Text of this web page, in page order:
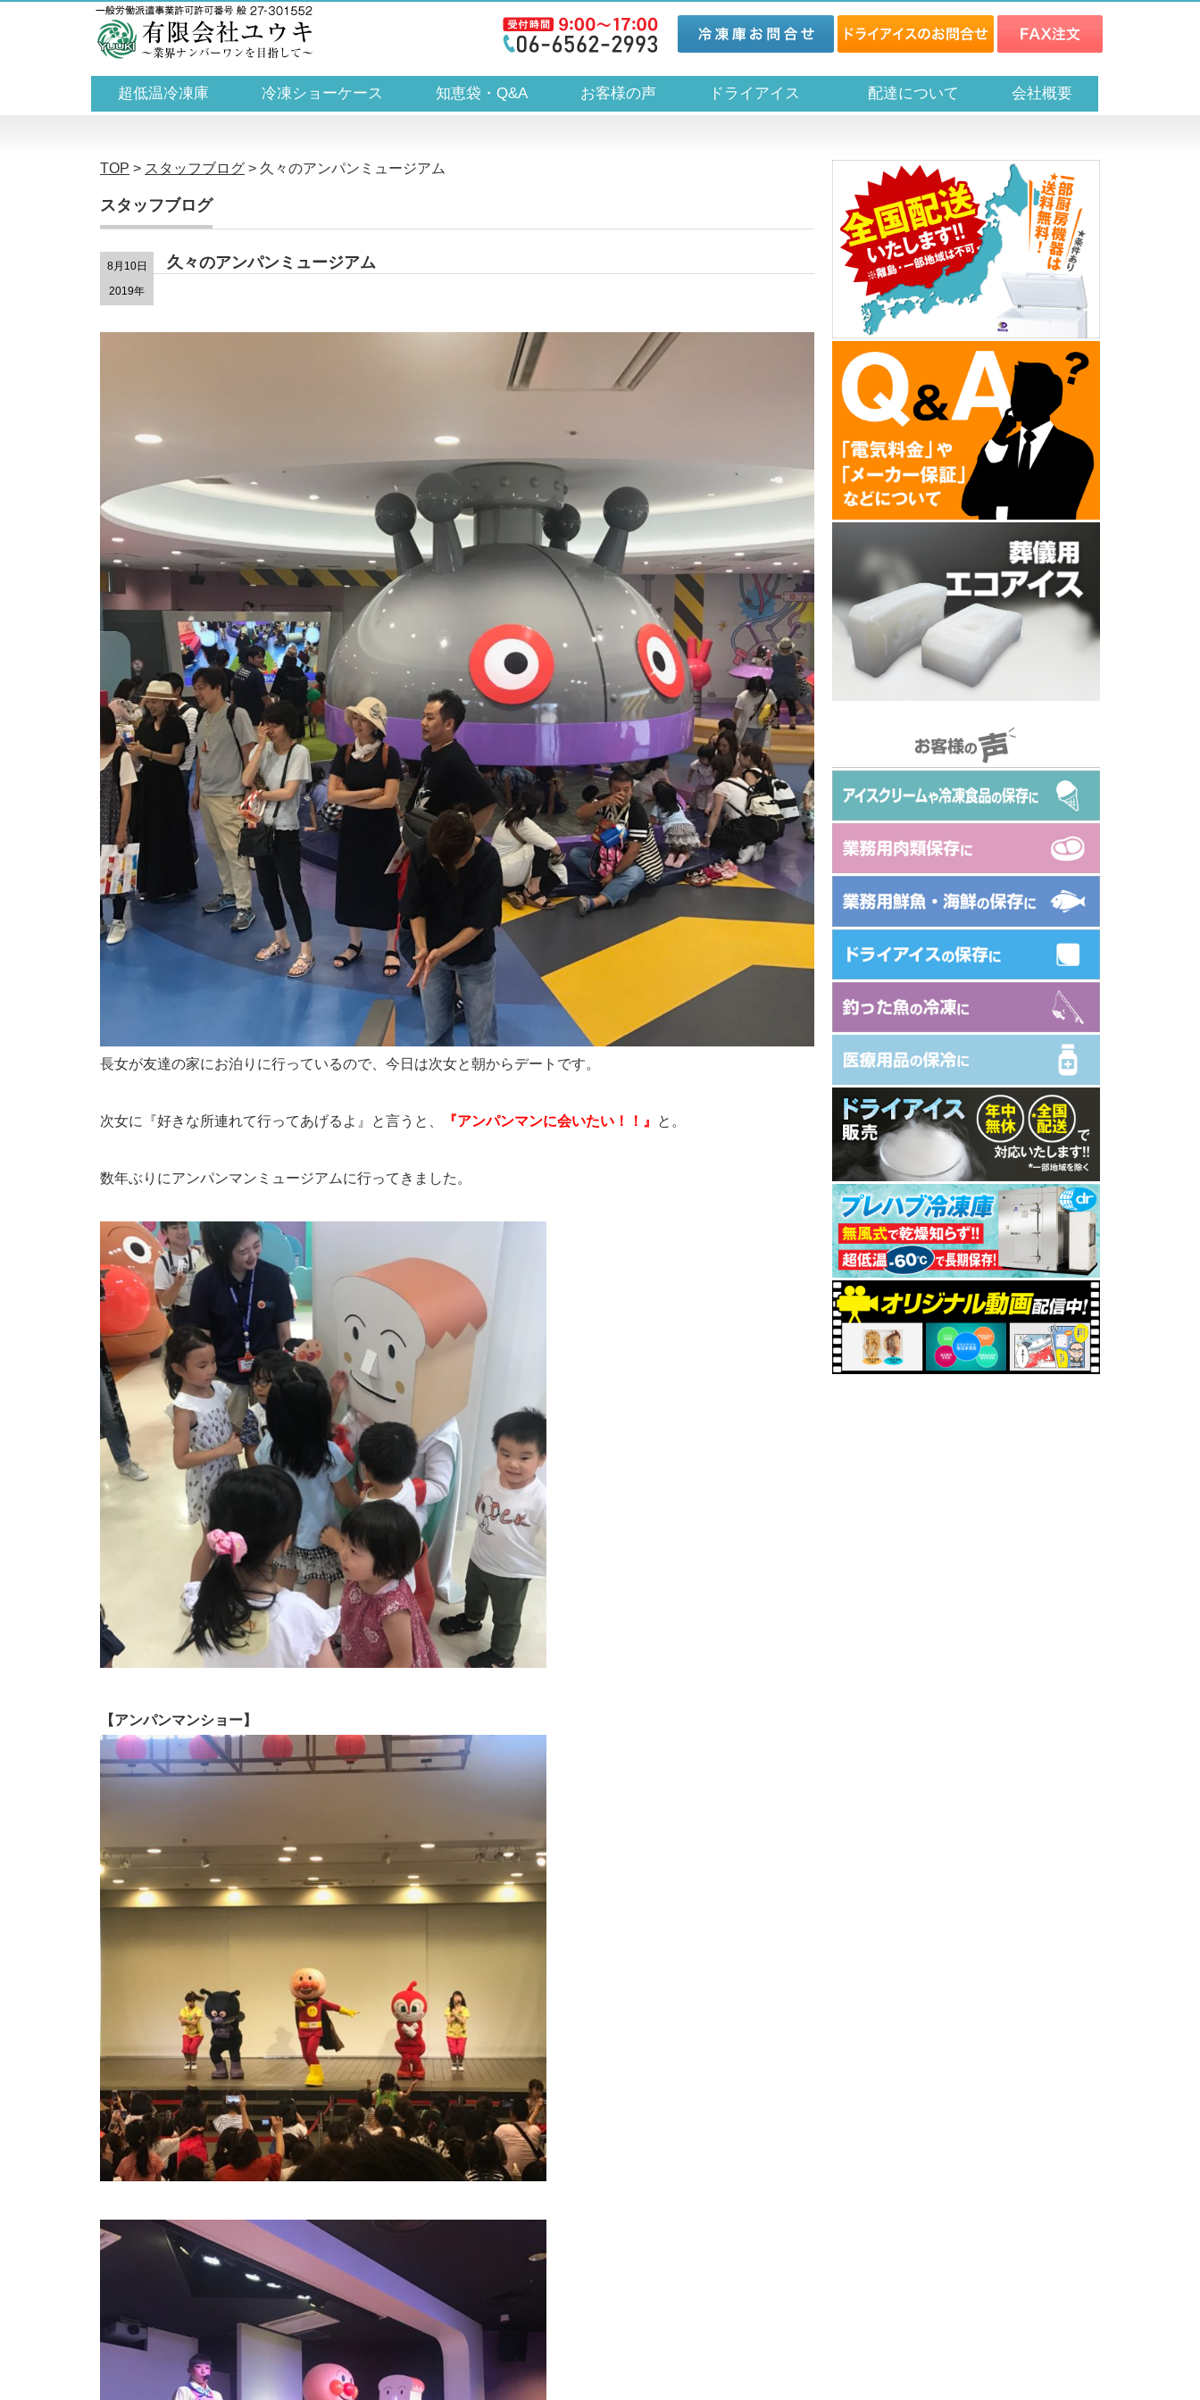
超低温冷凍庫 冷凍ショーケース 知恵袋・Q&A お客様の声 ドライアイス 配達について 会社概要
TOP > スタッフブログ > 久々のアンパンミュージアム
スタッフブログ
8月10日
2019年
久々のアンパンミュージアム
長女が友達の家にお泊りに行っているので、今日は次女と朝からデートです。
次女に『好きな所連れて行ってあげるよ』と言うと、 『アンパンマンに会いたい！！』 と。
数年ぶりにアンパンマンミュージアムに行ってきました。
【アンパンマンショー】